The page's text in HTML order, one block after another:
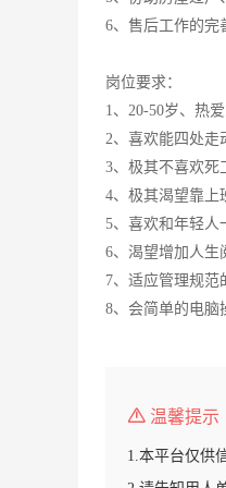
6、售后工作的完
岗位要求：
1、20-50岁、热
2、喜欢能四处走
3、极其不喜欢死
4、极其渴望靠上
5、喜欢和年轻人
6、渴望增加人生
7、适应管理规范
8、会简单的电脑
温馨提示
1.本平台仅供